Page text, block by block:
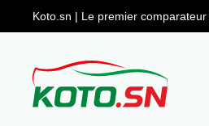
Koto.sn | Le premier comparateur